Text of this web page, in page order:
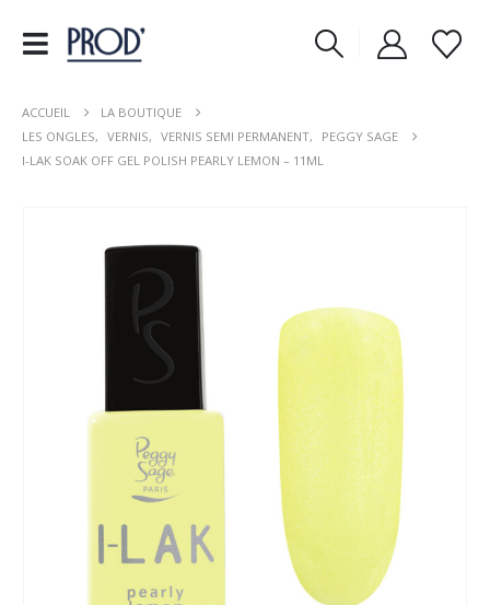
ACCUEIL
LA BOUTIQUE
LES ONGLES, VERNIS, VERNIS SEMI PERMANENT,
PEGGY SAGE
I-LAK SOAK OFF GEL POLISH PEARLY LEMON – 11ML